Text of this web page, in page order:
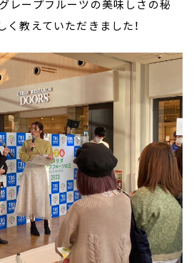
レープフルーツの美味しさの秘
く教えていただきました！